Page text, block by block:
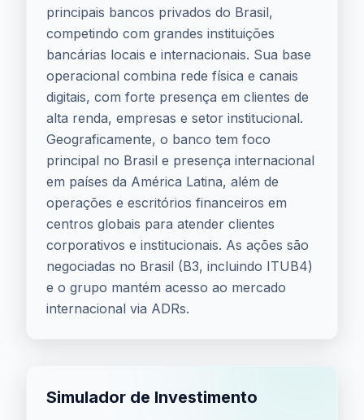
principais bancos privados do Brasil,
competindo com grandes instituições
bancárias locais e internacionais. Sua base
operacional combina rede física e canais
digitais, com forte presença em clientes de
alta renda, empresas e setor institucional.
Geograficamente, o banco tem foco
principal no Brasil e presença internacional
em países da América Latina, além de
operações e escritórios financeiros em
centros globais para atender clientes
corporativos e institucionais. As ações são
negociadas no Brasil (B3, incluindo ITUB4)
e o grupo mantém acesso ao mercado
internacional via ADRs.
Simulador de Investimento